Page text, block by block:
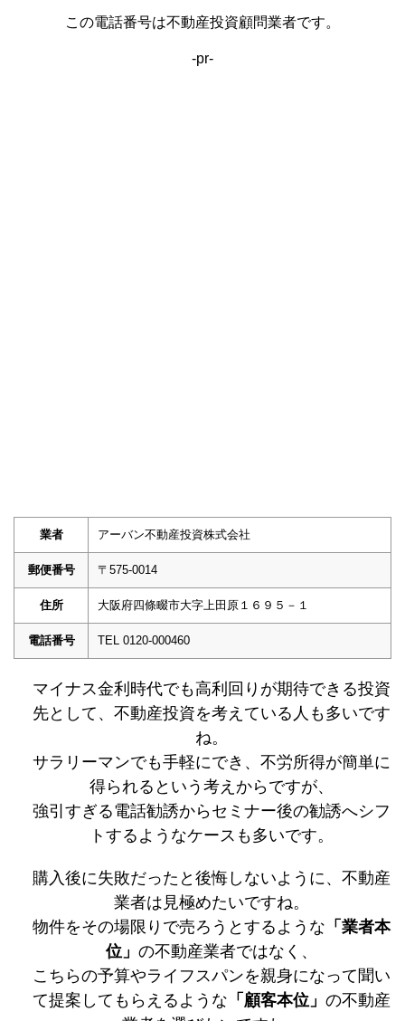
この電話番号は不動産投資顧問業者です。
-pr-
業者 アーバン不動産投資株式会社
郵便番号 〒575-0014
住所 大阪府四條畷市大字上田原１６９５－１
電話番号 TEL 0120-000460
マイナス金利時代でも高利回りが期待できる投資
先として、不動産投資を考えている人も多いです
ね。
サラリーマンでも手軽にでき、不労所得が簡単に
得られるという考えからですが、
強引すぎる電話勧誘からセミナー後の勧誘へシフ
トするようなケースも多いです。
購入後に失敗だったと後悔しないように、不動産
業者は見極めたいですね。
物件をその場限りで売ろうとするような 「業者本
位」 の不動産業者ではなく、
こちらの予算やライフスパンを親身になって聞い
て提案してもらえるような 「顧客本位」 の不動産